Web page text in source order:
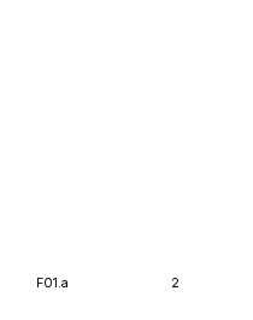
F01.a
2